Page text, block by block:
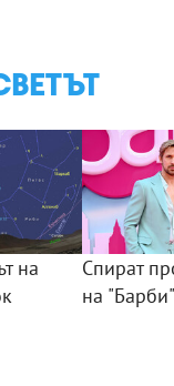
на
Спират
на